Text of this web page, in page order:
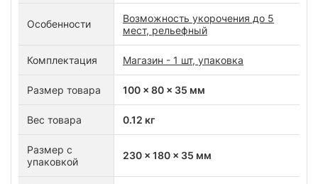
Особенности
Возможность укорочения до 5
мест, рельефный
Комплектация Магазин - 1 шт, упаковка
Размер товара 100 x 80 x 35 мм
Вес товара 0.12 кг
Размер с
упаковкой
230 x 180 x 35 мм